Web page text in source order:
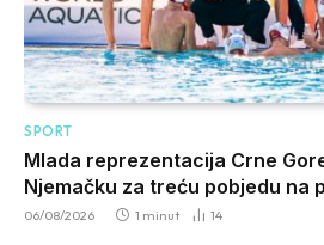
SPORT
Mlada reprezentacija Crne
Njemačku za treću pobjedu na
06/08/2026 1 minut 14